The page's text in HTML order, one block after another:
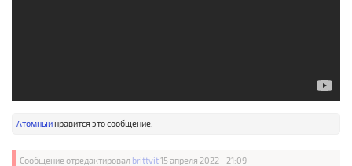
Атомныйнравится это сообщение.
Сообщение отредактировал brittvit15 апреля 2022 - 21:09